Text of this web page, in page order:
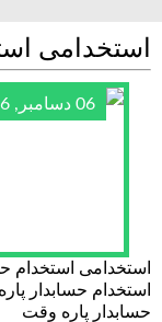
استخدامی
06 دسامبر, 2016
استخدامی استخدام
استخدام حسابدار
حسابدار پاره وقت